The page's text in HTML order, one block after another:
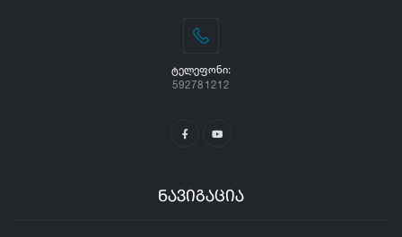
ᲢᲔᲚᲔᲤᲝᲜᲘ:
592781212
ნავიგაცია